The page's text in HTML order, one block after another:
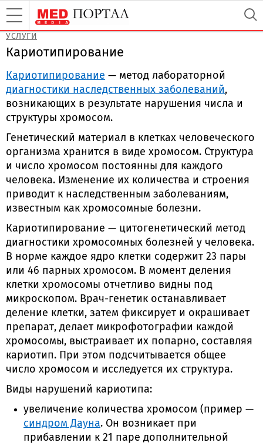
УСЛУГИ
Кариотипирование
Кариотипирование — метод лабораторной
диагностики наследственных заболеваний,
возникающих в результате нарушения числа и
структуры хромосом.
Генетический материал в клетках человеческого
организма хранится в виде хромосом. Структура
и число хромосом постоянны для каждого
человека. Изменение их количества и строения
приводит к наследственным заболеваниям,
известным как хромосомные болезни.
Кариотипирование — цитогенетический метод
диагностики хромосомных болезней у человека.
В норме каждое ядро клетки содержит 23 пары
или 46 парных хромосом. В момент деления
клетки хромосомы отчетливо видны под
микроскопом. Врач-генетик останавливает
деление клетки, затем фиксирует и окрашивает
препарат, делает микрофотографии каждой
хромосомы, выстраивает их попарно, составляя
кариотип. При этом подсчитывается общее
число хромосом и исследуется их структура.
Виды нарушений кариотипа:
увеличение количества хромосом (пример —
синдром Дауна. Он возникает при
прибавлении к 21 паре дополнительной